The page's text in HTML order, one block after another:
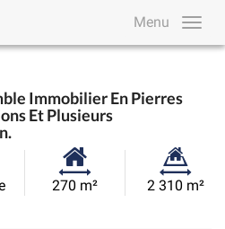
Menu
Immobilier En Pierres
Et Plusieurs
Surface
270 m²
Superficie
2 310 m²